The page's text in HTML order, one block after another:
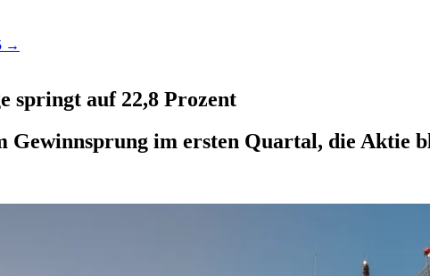
→
auf 22,8 Prozent
im ersten Quartal, die Aktie